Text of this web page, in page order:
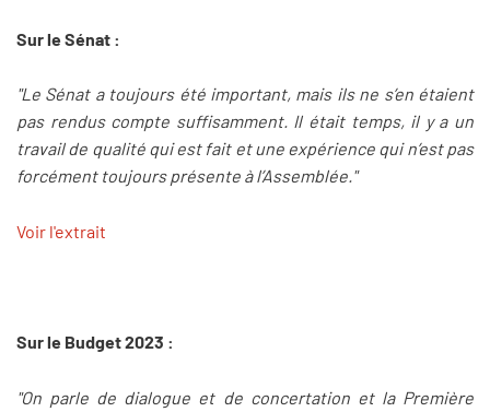
Sur le Sénat :
"Le Sénat a toujours été important, mais ils ne s’en étaient
pas rendus compte suffisamment. Il était temps, il y a un
travail de qualité qui est fait et une expérience qui n’est pas
forcément toujours présente à l’Assemblée."
Voir l'extrait
Sur le Budget 2023 :
"On parle de dialogue et de concertation et la Première